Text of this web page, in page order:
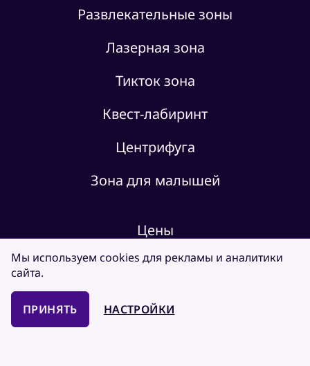
Развлекательные зоны
Лазерная зона
Тикток зона
Квест-лабиринт
Центрифуга
Зона для малышей
Цены
Об ESPACE
Мы используем cookies для рекламы и аналитики
сайта.
ПРИНЯТЬ НАСТРОЙКИ